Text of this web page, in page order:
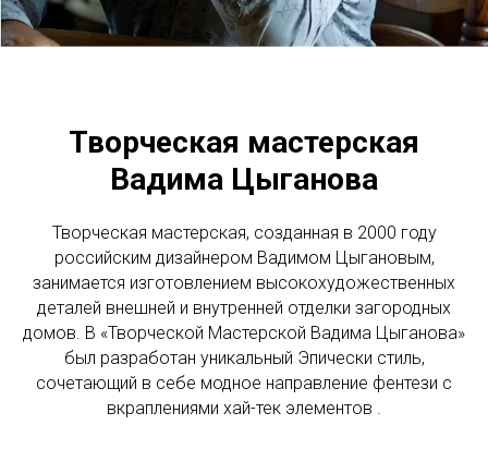
Творческая мастерская
Вадима Цыганова
Творческая мастерская, созданная в 2000 году
российским дизайнером Вадимом Цыгановым,
занимается изготовлением высокохудожественных
деталей внешней и внутренней отделки загородных
домов. В «Творческой Мастерской Вадима Цыганова»
был разработан уникальный Эпически стиль,
сочетающий в себе модное направление фентези с
вкраплениями хай-тек элементов .